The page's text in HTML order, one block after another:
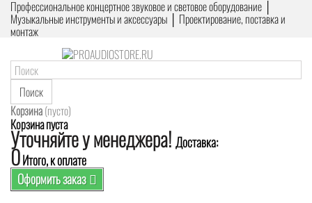
Профессиональное концертное звуковое и световое оборудование │
Музыкальные инструменты и аксессуары │ Проектирование, поставка и
монтаж
Поиск
Корзина(пусто)
Корзина пуста
Уточняйте у менеджера! Доставка:
0Итого, к оплате
Оформить заказ